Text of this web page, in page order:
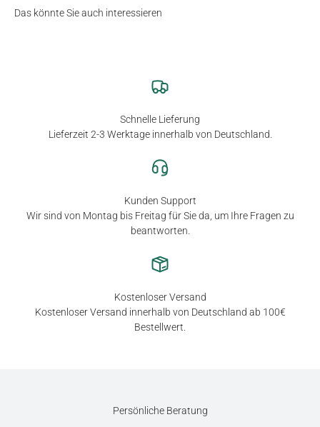
Das könnte Sie auch interessieren
Schnelle Lieferung
Lieferzeit 2-3 Werktage innerhalb von Deutschland.
Kunden Support
Wir sind von Montag bis Freitag für Sie da, um Ihre Fragen zu
beantworten.
Kostenloser Versand
Kostenloser Versand innerhalb von Deutschland ab 100€
Bestellwert.
Persönliche Beratung